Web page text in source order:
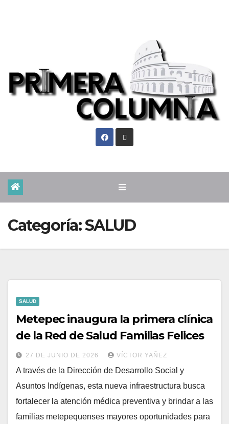
Categoría:SALUD
SALUD
Metepec inaugura la primera clínica
de la Red de Salud Familias Felices
27 DE JUNIO DE 2026 VÍCTOR YAÑEZ
A través de la Dirección de Desarrollo Social y
Asuntos Indígenas, esta nueva infraestructura busca
fortalecer la atención médica preventiva y brindar a las
familias metepequenses mayores oportunidades para